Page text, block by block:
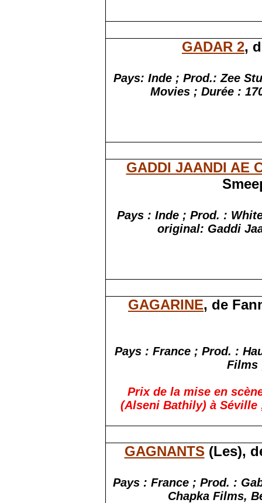
GADAR 2,
Pays: Inde ; Prod.: Zee
Movies ; Durée :
GADDI JAANDI AE
Pays : Inde ; Prod. :
original: Gaddi
GAGARINE, de
Pays : France ; Prod. :
Films
Prix de la mise en
(Alseni Bathily) à
GAGNANTS (Les),
Pays : France ; Prod. :
Chapka Films,